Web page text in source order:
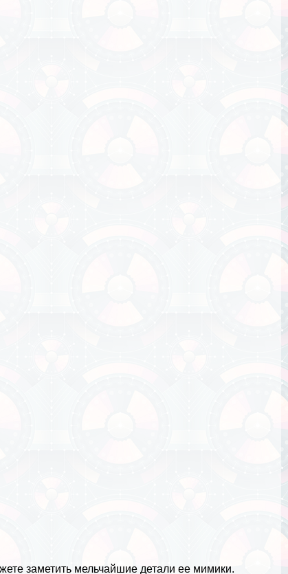
заметить мельчайшие детали ее мимики.